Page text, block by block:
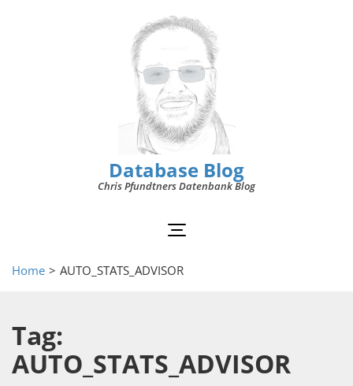
Database Blog
Chris Pfundtners Datenbank Blog
Home > AUTO_STATS_ADVISOR
Tag:
AUTO_STATS_ADVISOR